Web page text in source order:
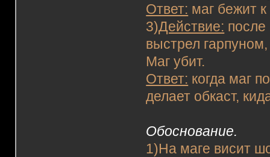
Ответ: маг бежит
3)Действие: после
выстрел
Маг убит.
Ответ: когда маг
делает обкаст,
Обоснование.
1)На маге висит